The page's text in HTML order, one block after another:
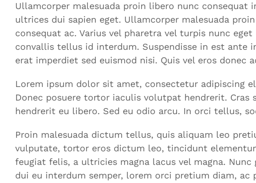
Ullamcorper malesuada proin libero nunc
ultrices dui sapien eget. Ullamcorper malesuada
consequat ac. Varius vel pharetra vel turpis nunc
convallis tellus id interdum. Suspendisse in est ante
erat imperdiet sed euismod nisi. Quis vel eros donec
Lorem ipsum dolor sit amet, consectetur adipiscing
Donec posuere tortor iaculis volutpat hendrerit.
hendrerit eu libero. Sed eu odio arcu. In orci tellus,
Proin malesuada dictum tellus, quis aliquam leo
vulputate, tortor eros dictum leo, tincidunt
feugiat felis, a ultricies magna lacus vel magna.
dui eu interdum semper, lorem orci pretium diam, ac